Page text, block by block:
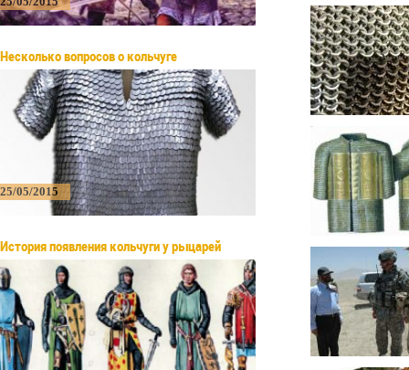
Несколько вопросов о кольчуге
25/05/2015
История появления кольчуги у рыцарей